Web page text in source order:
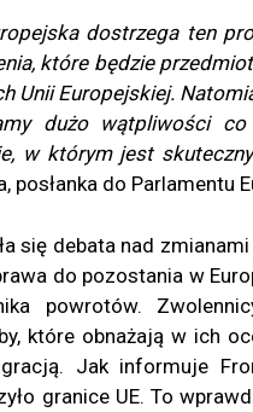
dostrzega ten
które będzie
Unii Europejskiej.
dużo wątpliwości
w którym jest
posłanka do
się debata nad
do pozostania w
powrotów.
które obnażają w ich
Jak informuje
granice UE. To